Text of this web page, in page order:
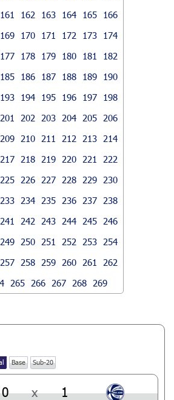
161 162 163 164 165
166
169 170 171 172 173
174
177 178 179 180 181
182
185 186 187 188 189
190
193 194 195 196 197
198
201 202 203 204 205
206
209 210 211 212 213
214
217 218 219 220 221
222
225 226 227 228 229
230
233 234 235 236 237
238
241 242 243 244 245
246
249 250 251 252 253
254
257 258 259 260 261
262
265 266 267 268 269
Base Sub-20
0 x 1